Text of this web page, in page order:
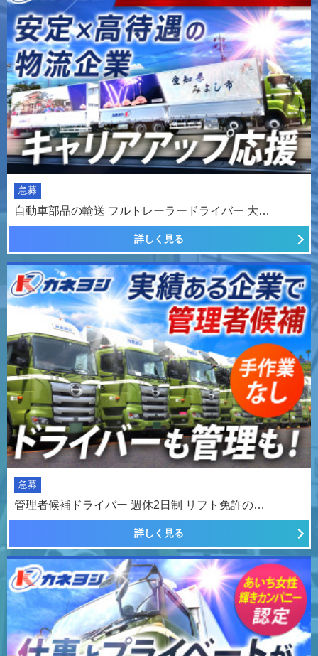
急募
自動車部品の輸送 フルトレーラードライバー 大…
詳しく見る
急募
管理者候補ドライバー 週休2日制 リフト免許の…
詳しく見る